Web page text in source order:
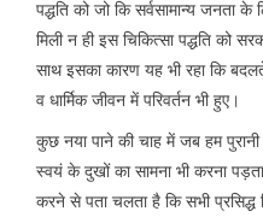
पद्धति को जो कि सर्वसामान्य जनता
मिली न ही इस चिकित्सा पद्धति को
साथ इसका कारण यह भी रहा कि
व धार्मिक जीवन में परिवर्तन भी हुए।
कुछ नया पाने की चाह में जब हम
स्वयं के दुखों का सामना भी करना
करने से पता चलता है कि सभी प्रसिद्ध